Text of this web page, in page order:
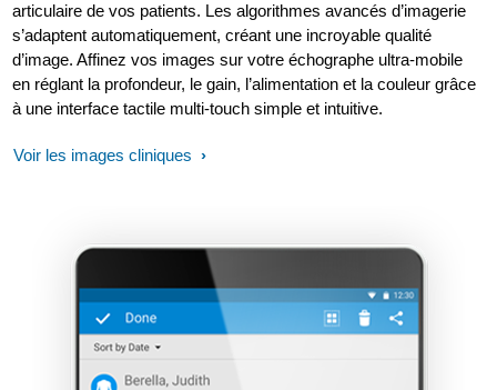
articulaire de vos patients. Les algorithmes avancés d’imagerie
s’adaptent automatiquement, créant une incroyable qualité
d’image. Affinez vos images sur votre échographe ultra-mobile
en réglant la profondeur, le gain, l’alimentation et la couleur grâce
à une interface tactile multi-touch simple et intuitive.
Voir les images cliniques